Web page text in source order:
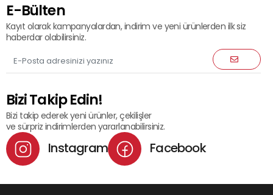
E-Bülten
Kayıt olarak kampanyalardan, indirim ve yeni ürünlerden ilk siz
haberdar olabilirsiniz.
Bizi Takip Edin!
Bizi takip ederek yeni ürünler, çekilişler
ve sürpriz indirimlerden yararlanabilirsiniz.
Instagram Facebook